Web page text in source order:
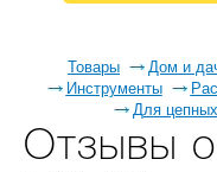
Товары Дом и
Инструменты
Для
Отзывы